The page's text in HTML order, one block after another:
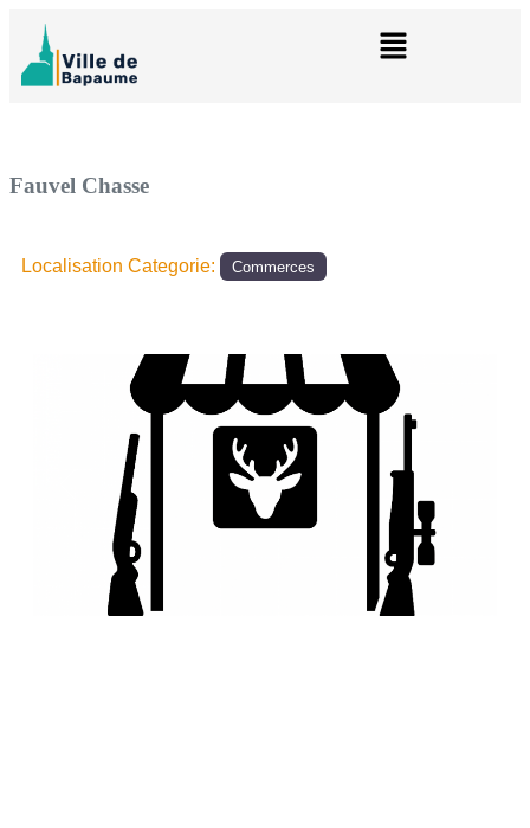
Fauvel Chasse
Localisation Categorie: Commerces
Précédent